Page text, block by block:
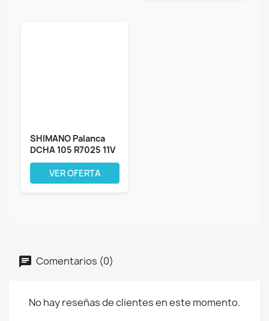
SHIMANO Palanca
DCHA 105 R7025 11V
Disco MP NEG...
VER OFERTA
Comentarios (0)
No hay reseñas de clientes en este momento.